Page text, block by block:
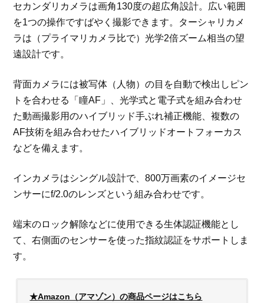
セカンダリカメラは画角130度の超広角設計。広い範囲
を1つの操作ですばやく撮影できます。ターシャリカメ
ラは（プライマリカメラ比で）光学2倍ズーム相当の望
遠設計です。
背面カメラには被写体（人物）の目を自動で検出しピン
トを合わせる「瞳AF」、光学式と電子式を組み合わせ
た動画撮影用のハイブリッド手ぶれ補正機能、複数の
AF技術を組み合わせたハイブリッドオートフォーカス
などを備えます。
インカメラはシングル設計で、800万画素のイメージセ
ンサーにf/2.0のレンズという組み合わせです。
端末のロック解除などに使用できる生体認証機能とし
て、右側面のセンサーを使った指紋認証をサポートしま
す。
★Amazon（アマゾン）の商品ページはこちら